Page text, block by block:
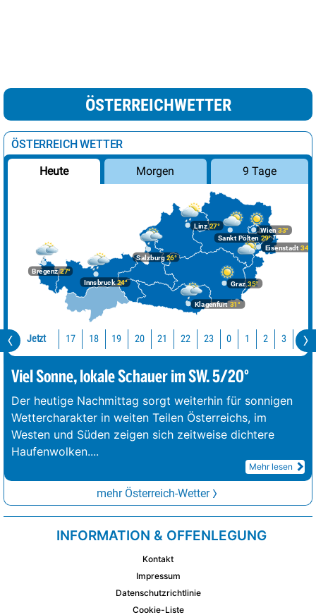
ÖSTERREICHWETTER
ÖSTERREICH WETTER
Heute Morgen 9 Tage
Bregenz27°
Graz35°
Innsbruck24°
Klagenfurt 31°
Linz27°
Salzburg26°
Wien 33°
Eisenstadt 34°
Sankt Pölten 29°
Jetzt 17 18 19 20 21 22 23 0 1 2 3 4
Viel Sonne, lokale Schauer im SW. 5/20°
Der heutige Nachmittag sorgt weiterhin für sonnigen
Wettercharakter in weiten Teilen Österreichs, im
Westen und Süden zeigen sich zeitweise dichtere
Haufenwolken....
Mehr lesen
mehr Österreich-Wetter
INFORMATION & OFFENLEGUNG
Kontakt
Impressum
Datenschutzrichtlinie
Cookie-Liste